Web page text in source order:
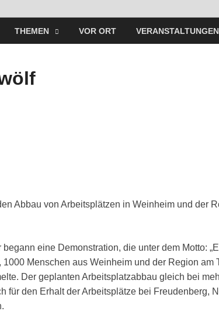
THEMEN VOR ORT VERANSTALTUNGEN
Abbau von Arbeitsplätzen in Weinheim und der
eine Demonstration, die unter dem Motto:
Menschen aus Weinheim und der Region am
Der geplanten Arbeitsplatzabbau gleich bei
für den Erhalt der Arbeitsplätze bei Freudenberg,